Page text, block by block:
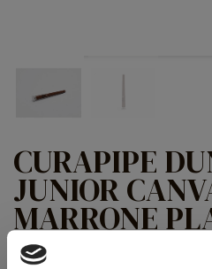
CURAPIPE
JUNIOR
MARRONE
ARGENTO